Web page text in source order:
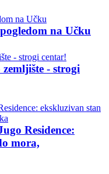
na Učku
- strogi
Residence:
mora,